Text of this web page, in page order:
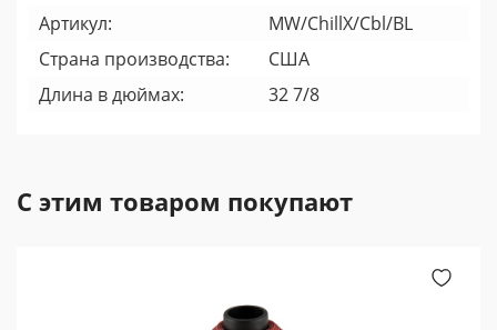
Артикул:
MW/ChillX/Cbl/BL
Страна производства:
США
Длина в дюймах:
32 7/8
С этим товаром покупают